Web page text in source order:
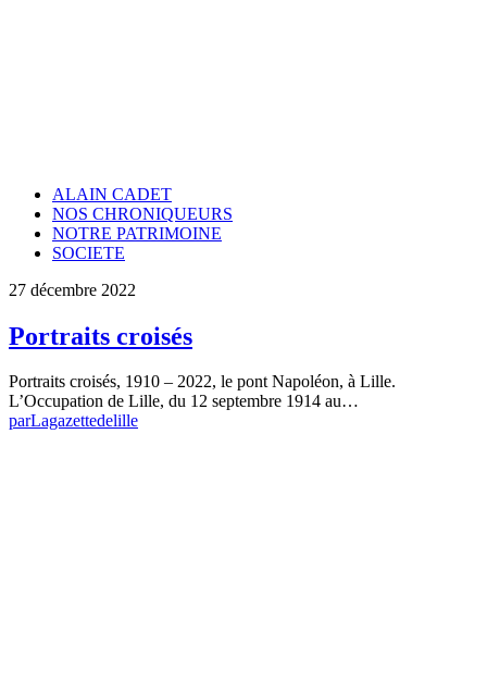
ALAIN CADET
NOS CHRONIQUEURS
NOTRE PATRIMOINE
SOCIETE
27 décembre 2022
Portraits croisés
Portraits croisés, 1910 – 2022, le pont Napoléon, à Lille.
L’Occupation de Lille, du 12 septembre 1914 au…
parLagazettedelille